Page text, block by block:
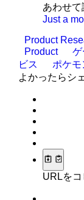
あわせて
Just a
Product
Product
ゲ
ビス
ポケモ
よかったらシ
URLをコ